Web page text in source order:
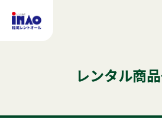
ご利用シーンから探す
はじめての方へ
テントテーブル発電機クーラー椅子フ
レンタル商